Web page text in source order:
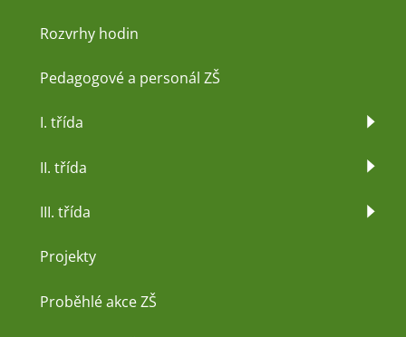
Rozvrhy hodin
Pedagogové a personál ZŠ
I. třída
II. třída
III. třída
Projekty
Proběhlé akce ZŠ